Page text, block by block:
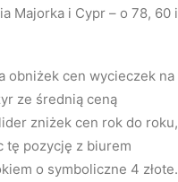
Majorka i Cypr – o 78, 60 i
obniżek cen wycieczek na
ze średnią ceną
zniżek cen rok do roku,
tę pozycję z biurem
o symboliczne 4 złote.